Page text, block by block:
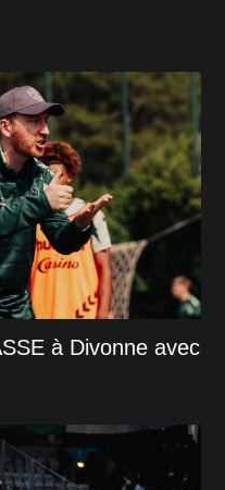
à Divonne avec